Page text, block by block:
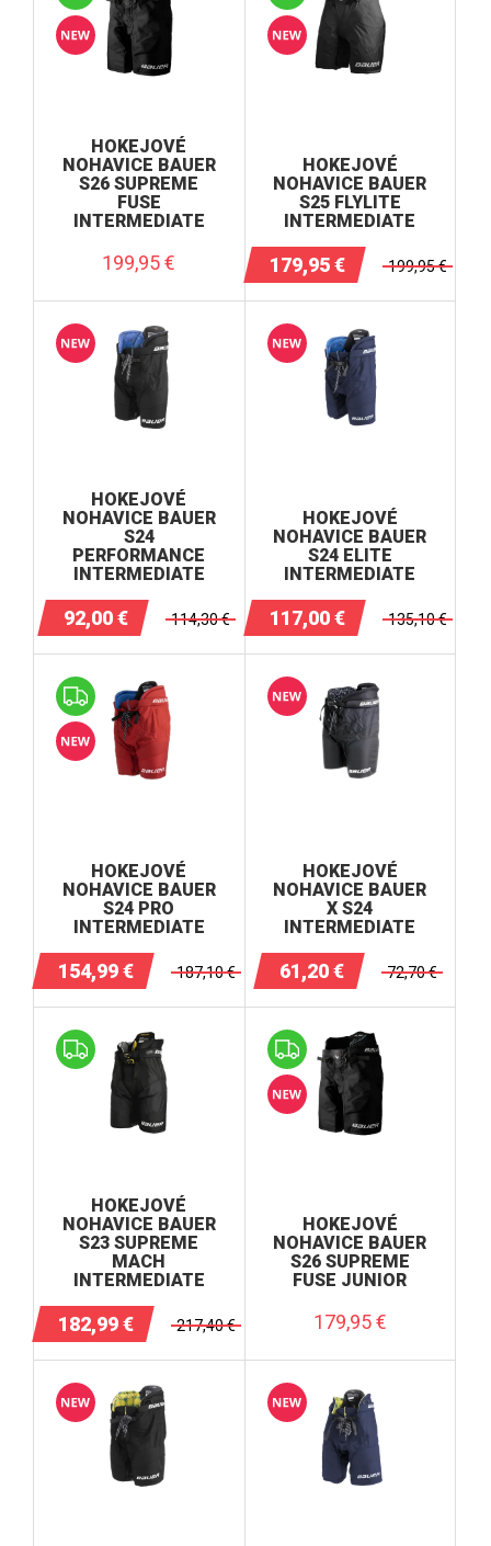
HOKEJOVÉ
NOHAVICE BAUER
S26 SUPREME
FUSE
INTERMEDIATE
199,95€
HOKEJOVÉ
NOHAVICE BAUER
S25 FLYLITE
INTERMEDIATE
179,95€ 199,95€
HOKEJOVÉ
NOHAVICE BAUER
S24
PERFORMANCE
INTERMEDIATE
92,00€ 114,30€
HOKEJOVÉ
NOHAVICE BAUER
S24 ELITE
INTERMEDIATE
117,00€ 135,10€
HOKEJOVÉ
NOHAVICE BAUER
S24 PRO
INTERMEDIATE
154,99€ 187,10€
HOKEJOVÉ
NOHAVICE BAUER
X S24
INTERMEDIATE
61,20€ 72,70€
HOKEJOVÉ
NOHAVICE BAUER
S23 SUPREME
MACH
INTERMEDIATE
182,99€ 217,40€
HOKEJOVÉ
NOHAVICE BAUER
S26 SUPREME
FUSE JUNIOR
179,95€